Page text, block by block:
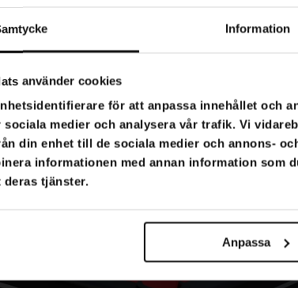
Information
använder cookies
för att anpassa innehållet och
medier och analysera vår trafik. Vi
din enhet till de sociala medier och annons-
informationen med annan information som
deras tjänster.
Anpassa